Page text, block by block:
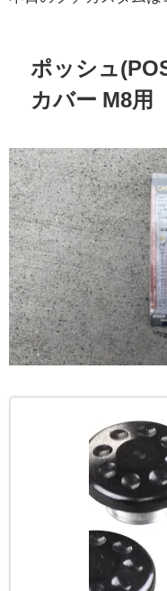
ポッシュ
カバー M8用